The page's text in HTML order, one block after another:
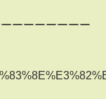
ーーーーーーー